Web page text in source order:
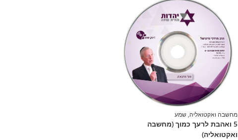
מחשבה ואקטואליה, שמע
5 ואהבת לרעך כמוך (מחשבה
ואקטואליה)